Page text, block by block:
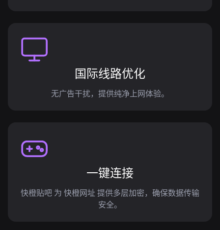
国际线路优化
无广告干扰，提供纯净上网体验。
一键连接
快橙贴吧 为 快橙网址 提供多层加密，确保数据传输
安全。